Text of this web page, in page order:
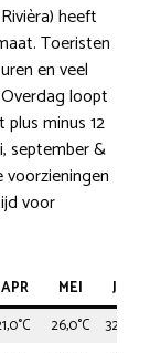
heeft
Toeristen
en veel
loopt
minus 12
september &
voor
APR MEI
JUN
26,0°C
32,0°C